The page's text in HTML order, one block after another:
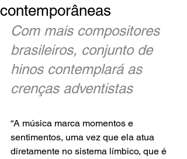
contemporâneas
Com mais compositores
brasileiros, conjunto de
hinos contemplará as
crenças adventistas
“A música marca momentos e
sentimentos, uma vez que ela atua
diretamente no sistema límbico, que é